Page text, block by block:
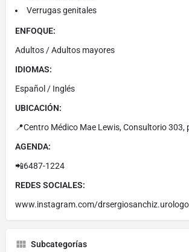
Verrugas genitales
ENFOQUE:
Adultos / Adultos mayores
IDIOMAS:
Español / Inglés
UBICACIÓN:
📍Centro Médico Mae Lewis, Consultorio 303,
AGENDA:
📲6487-1224
REDES SOCIALES:
www.instagram.com/
Subcategorías